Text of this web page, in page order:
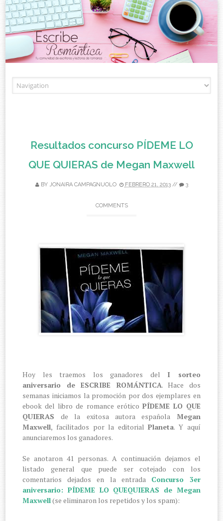
Resultados concurso PÍDEME LO
QUE QUIERAS de Megan Maxwell
BY JONAIRA CAMPAGNUOLO FEBRERO 21, 2013// 3
COMMENTS
Hoy les traemos los ganadores del I sorteo
aniversario de ESCRIBE ROMÁNTICA. Hace dos
semanas iniciamos la promoción por dos ejemplares en
ebook del libro de romance erótico PÍDEME LO QUE
QUIERAS de la exitosa autora española Megan
Maxwell, facilitados por la editorialPlaneta. Y aquí
anunciaremos los ganadores.
Se anotaron 41 personas. A continuación dejamos el
listado general que puede ser cotejado con los
comentarios dejados en la entrada Concurso 3er
aniversario: PÍDEME LO QUEQUIERAS de Megan
Maxwell(se eliminaron los repetidos y los spam):